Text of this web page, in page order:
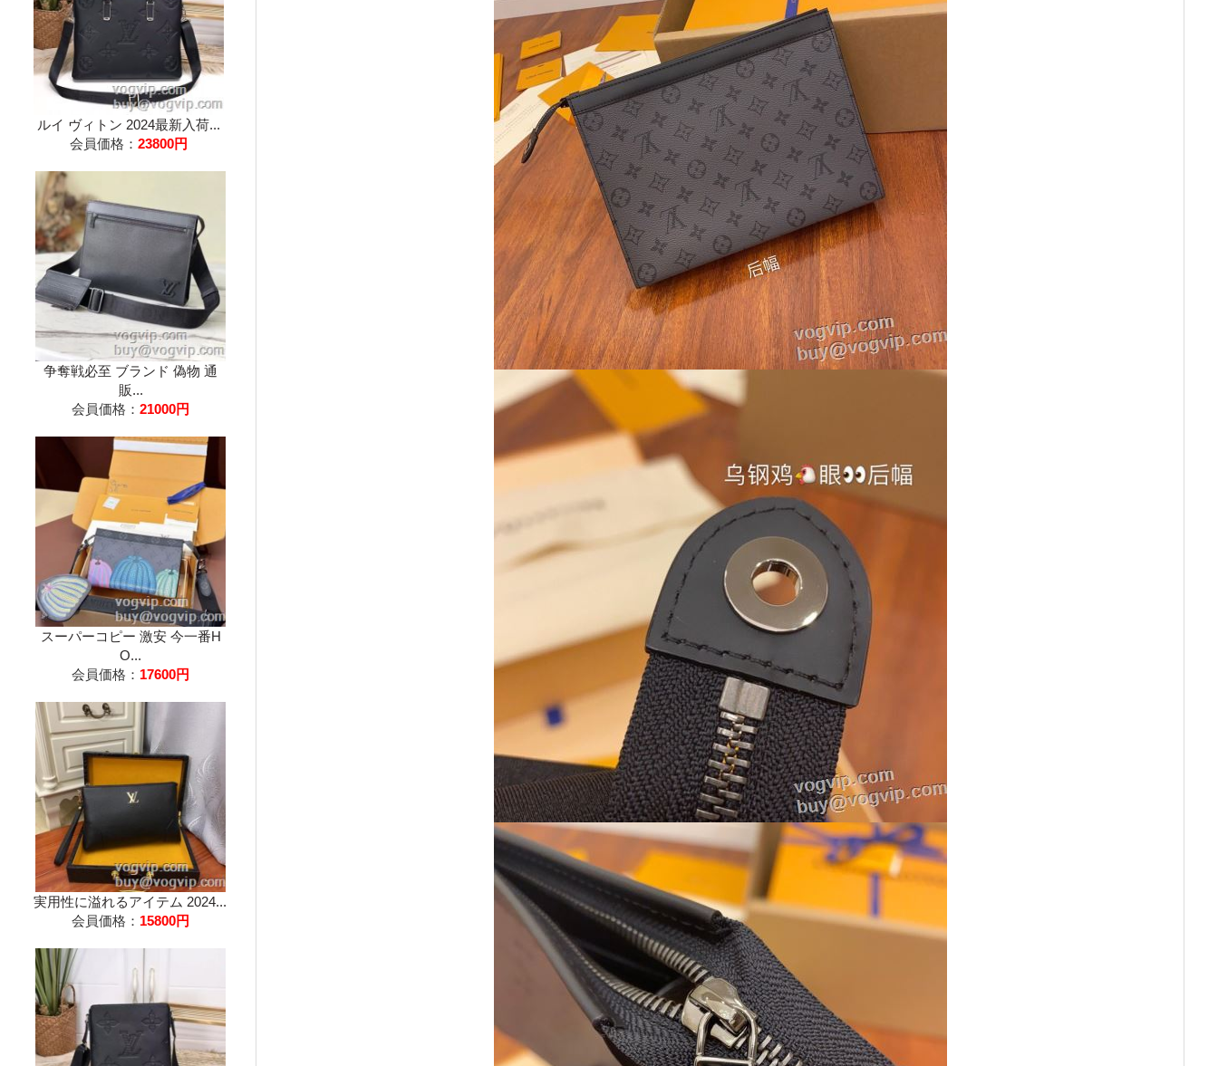
ルイ ヴィトン 2024最新入荷...
会員価格： 23800円
争奪戦必至 ブランド 偽物 通
販...
会員価格： 21000円
スーパーコピー 激安 今一番H
O...
会員価格： 17600円
実用性に溢れるアイテム 2024...
会員価格： 15800円